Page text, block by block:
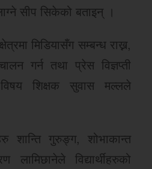
सीप सिकेको बताइन् ।
मिडियासँग सम्बन्ध राख्न,
गर्न तथा प्रेस विज्ञप्ती
शिक्षक सुवास मल्लले
शान्ति गुरुङ्ग, शोभाकान्त
विद्यार्थीहरुको